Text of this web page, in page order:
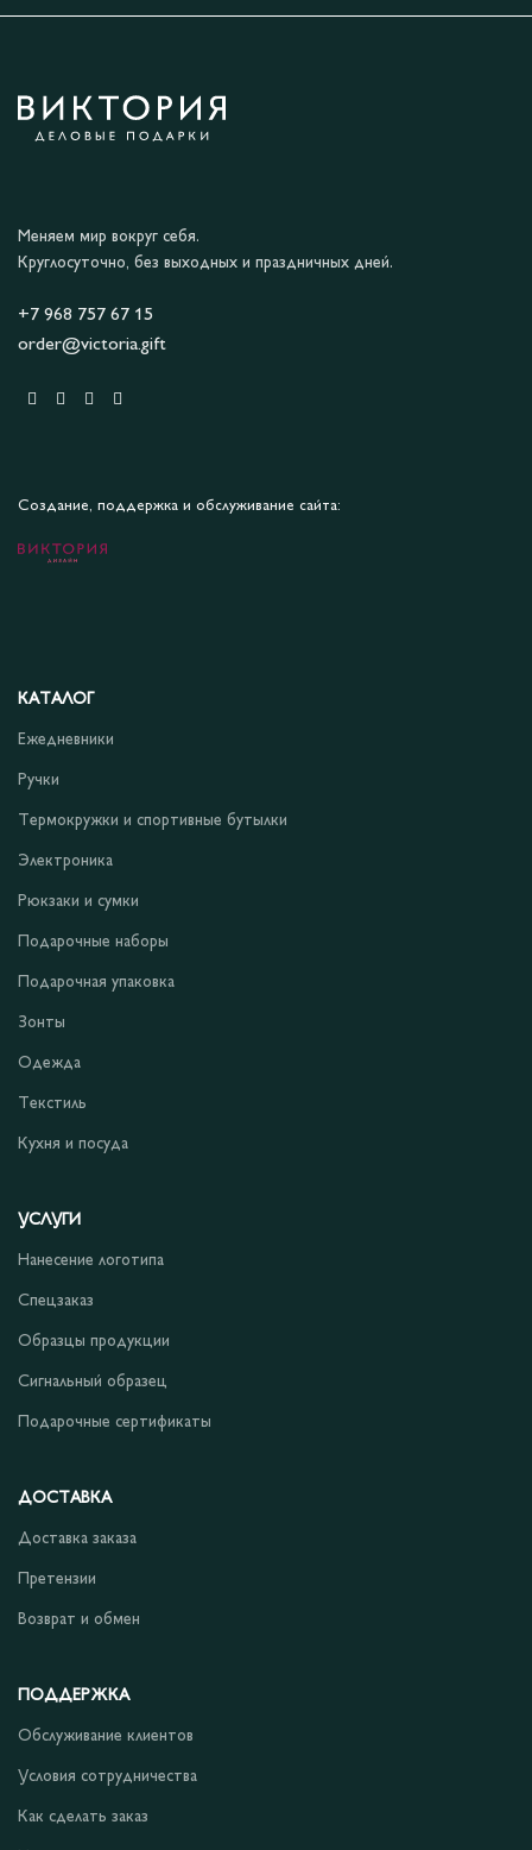
Меняем мир вокруг себя.
Круглосуточно, без выходных и праздничных дней.
+7 968 757 67 15
order@victoria.gift
Создание, поддержка и обслуживание сайта:
КАТАЛОГ
Ежедневники
Ручки
Термокружки и спортивные бутылки
Электроника
Рюкзаки и сумки
Подарочные наборы
Подарочная упаковка
Зонты
Одежда
Текстиль
Кухня и посуда
УСЛУГИ
Нанесение логотипа
Спецзаказ
Образцы продукции
Сигнальный образец
Подарочные сертификаты
ДОСТАВКА
Доставка заказа
Претензии
Возврат и обмен
ПОДДЕРЖКА
Обслуживание клиентов
Условия сотрудничества
Как сделать заказ